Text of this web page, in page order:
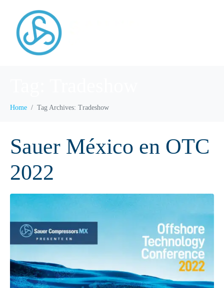
Home Tag Archives: Tradeshow
Sauer México en OTC
2022